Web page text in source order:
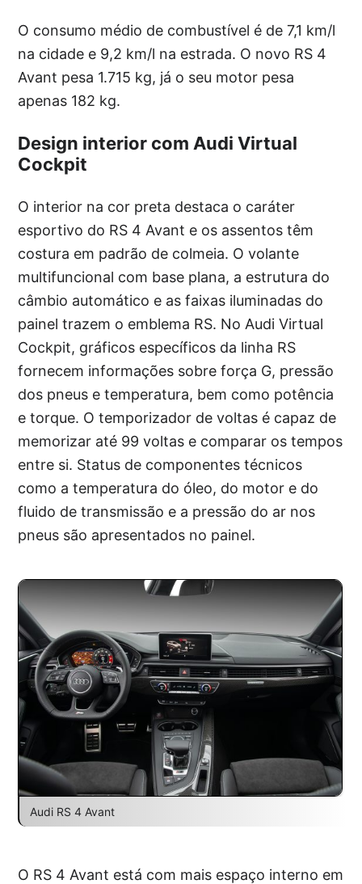
O consumo médio de combustível é de 7,1 km/l
na cidade e 9,2 km/l na estrada. O novo RS 4
Avant pesa 1.715 kg, já o seu motor pesa
apenas 182 kg.
Design interior com Audi Virtual
Cockpit
O interior na cor preta destaca o caráter
esportivo do RS 4 Avant e os assentos têm
costura em padrão de colmeia. O volante
multifuncional com base plana, a estrutura do
câmbio automático e as faixas iluminadas do
painel trazem o emblema RS. No Audi Virtual
Cockpit, gráficos específicos da linha RS
fornecem informações sobre força G, pressão
dos pneus e temperatura, bem como potência
e torque. O temporizador de voltas é capaz de
memorizar até 99 voltas e comparar os tempos
entre si. Status de componentes técnicos
como a temperatura do óleo, do motor e do
fluido de transmissão e a pressão do ar nos
pneus são apresentados no painel.
Audi RS 4 Avant
O RS 4 Avant está com mais espaço interno em